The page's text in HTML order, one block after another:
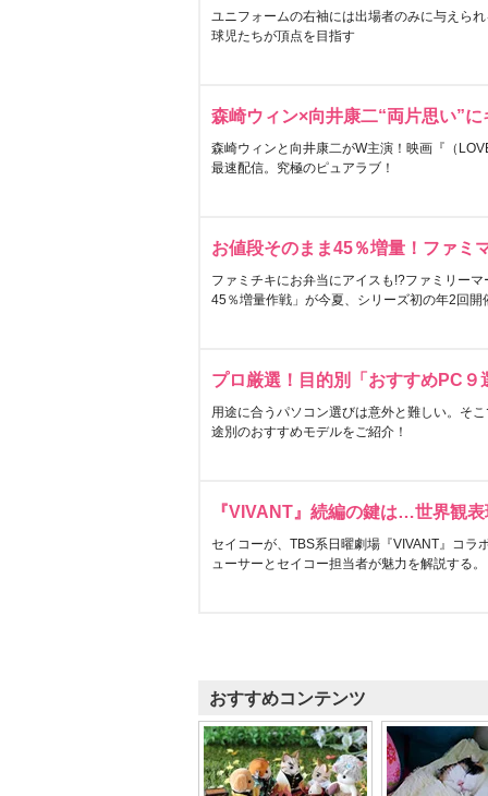
ユニフォームの右袖には出場者のみに与えら
球児たちが頂点を目指す
森崎ウィン×向井康二“両片思い”
森崎ウィンと向井康二がW主演！映画『（
最速配信。究極のピュアラブ！
お値段そのまま45％増量！ファミ
ファミチキにお弁当にアイスも!?ファミリー
45％増量作戦」が今夏、シリーズ初の年2回開
プロ厳選！目的別「おすすめPC９
用途に合うパソコン選びは意外と難しい。そ
途別のおすすめモデルをご紹介！
『VIVANT』続編の鍵は…世界観
セイコーが、TBS系日曜劇場『VIVANT』コラ
ューサーとセイコー担当者が魅力を解説する。
おすすめコンテンツ